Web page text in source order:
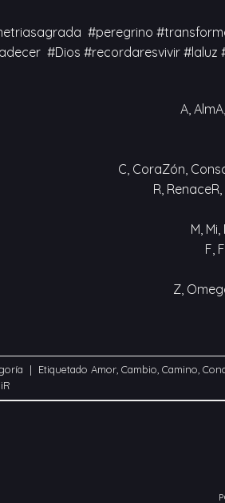
#peregrino
#Dios #recordaresvivir
A,
C, CoraZón,
R,
M,
F,
Z,
| Etiquetado Amor, Cambio Camino